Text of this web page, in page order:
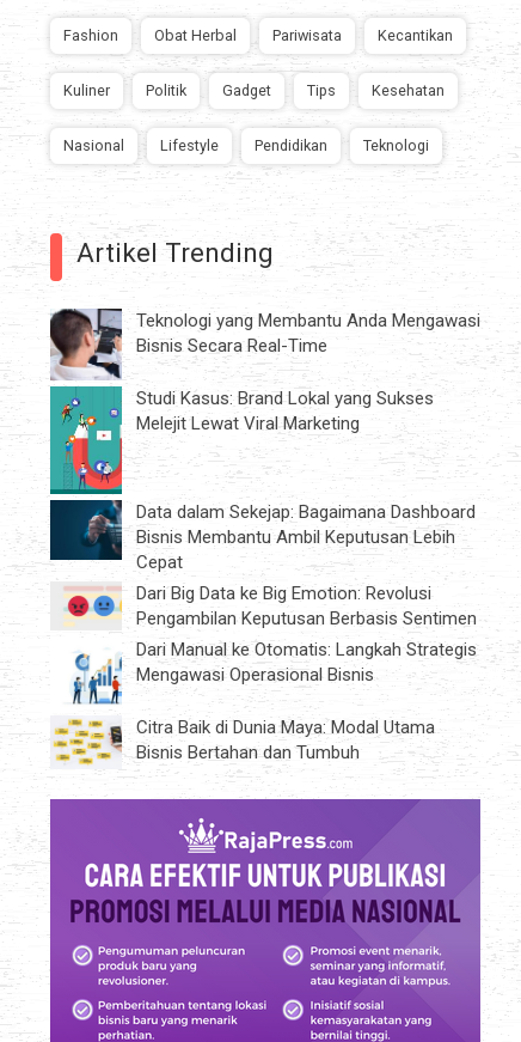
Fashion Obat Herbal Pariwisata Kecantikan
Kuliner Politik Gadget Tips Kesehatan
Nasional Lifestyle Pendidikan Teknologi
Artikel Trending
Teknologi yang Membantu Anda Mengawasi
Bisnis Secara Real-Time
Studi Kasus: Brand Lokal yang Sukses
Melejit Lewat Viral Marketing
Data dalam Sekejap: Bagaimana Dashboard
Bisnis Membantu Ambil Keputusan Lebih
Cepat
Dari Big Data ke Big Emotion: Revolusi
Pengambilan Keputusan Berbasis Sentimen
Dari Manual ke Otomatis: Langkah Strategis
Mengawasi Operasional Bisnis
Citra Baik di Dunia Maya: Modal Utama
Bisnis Bertahan dan Tumbuh